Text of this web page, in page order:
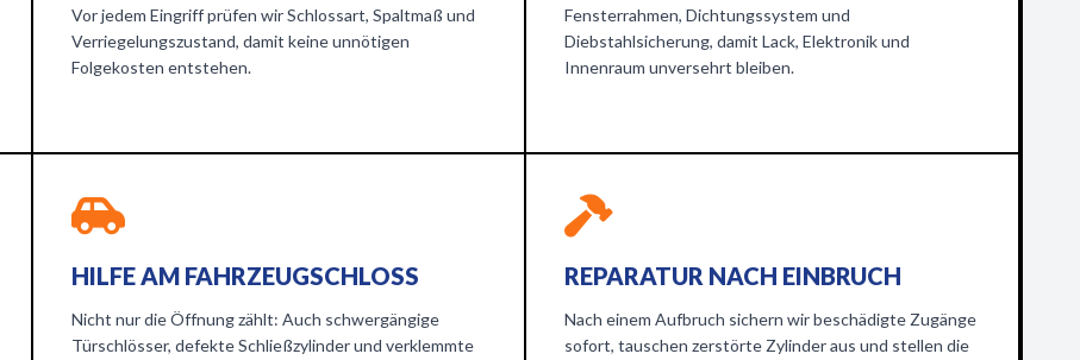
Vor jedem Eingriff prüfen wir Schlossart, Spaltmaß und
Verriegelungszustand, damit keine unnötigen
Folgekosten entstehen.
Fensterrahmen, Dichtungssystem und
Diebstahlsicherung, damit Lack, Elektronik und
Innenraum unversehrt bleiben.
HILFE AM FAHRZEUGSCHLOSS
Nicht nur die Öffnung zählt: Auch schwergängige
Türschlösser, defekte Schließzylinder und verklemmte
REPARATUR NACH EINBRUCH
Nach einem Aufbruch sichern wir beschädigte Zugänge
sofort, tauschen zerstörte Zylinder aus und stellen die